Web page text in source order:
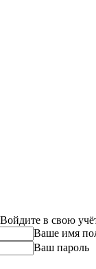
в свою
Ваше имя
Ваш пароль